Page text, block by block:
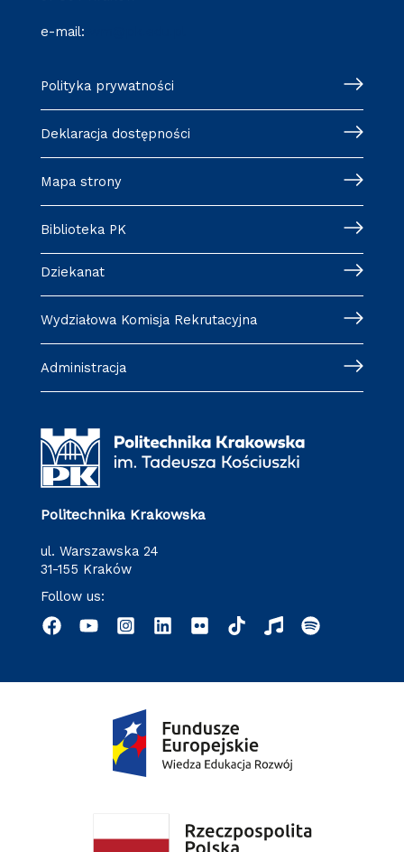
e-mail:
Polityka prywatności
Deklaracja dostępności
Mapa strony
Biblioteka PK
Dziekanat
Wydziałowa Komisja Rekrutacyjna
Administracja
Politechnika Krakowska
ul. Warszawska 24
31-155 Kraków
Follow us: